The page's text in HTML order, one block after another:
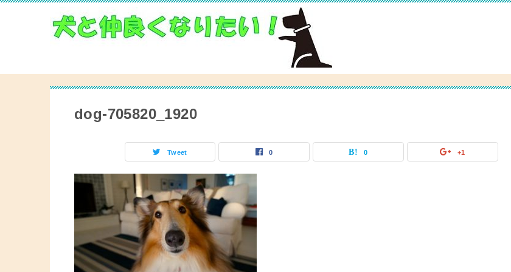
dog-705820_1920
Tweet 0 0 +1